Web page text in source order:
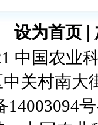
设为首页
中国农业
关村南大
14003094